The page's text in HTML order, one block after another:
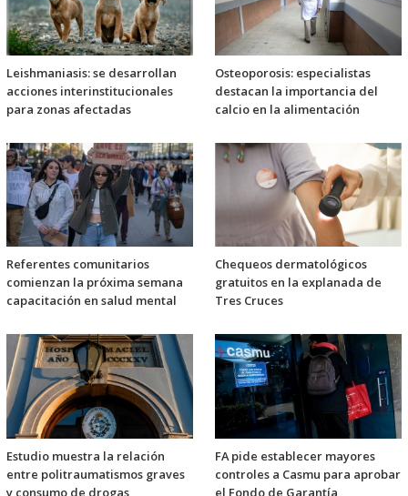
Leishmaniasis: se desarrollan
acciones interinstitucionales
para zonas afectadas
Osteoporosis: especialistas
destacan la importancia del
calcio en la alimentación
Referentes comunitarios
comienzan la próxima semana
capacitación en salud mental
Chequeos dermatológicos
gratuitos en la explanada de
Tres Cruces
Estudio muestra la relación
entre politraumatismos graves
y consumo de drogas
FA pide establecer mayores
controles a Casmu para aprobar
el Fondo de Garantía